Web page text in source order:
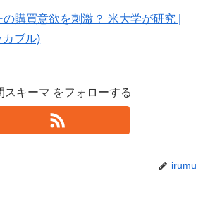
購買意欲を刺激？ 米大学が研究 |
カブル)
スキーマ をフォローする
irumu